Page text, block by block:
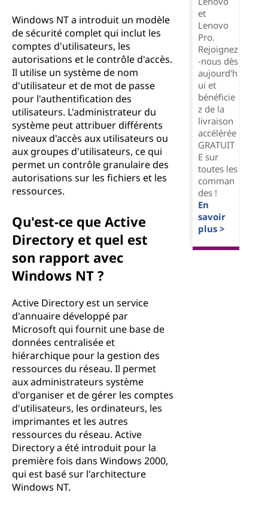
Windows NT a introduit un modèle
de sécurité complet qui inclut les
comptes d'utilisateurs, les
autorisations et le contrôle d'accès.
Il utilise un système de nom
d'utilisateur et de mot de passe
pour l'authentification des
utilisateurs. L'administrateur du
système peut attribuer différents
niveaux d'accès aux utilisateurs ou
aux groupes d'utilisateurs, ce qui
permet un contrôle granulaire des
autorisations sur les fichiers et les
ressources.
Qu'est-ce que Active
Directory et quel est
son rapport avec
Windows NT ?
Active Directory est un service
d'annuaire développé par
Microsoft qui fournit une base de
données centralisée et
hiérarchique pour la gestion des
ressources du réseau. Il permet
aux administrateurs système
d'organiser et de gérer les comptes
d'utilisateurs, les ordinateurs, les
imprimantes et les autres
ressources du réseau. Active
Directory a été introduit pour la
première fois dans Windows 2000,
qui est basé sur l'architecture
Windows NT.
et
Lenovo
Pro.
Rejoignez
-nous dès
aujourd'h
ui et
bénéficie
z de la
livraison
accélérée
GRATUIT
E sur
toutes les
comman
des !
En
savoir
plus >